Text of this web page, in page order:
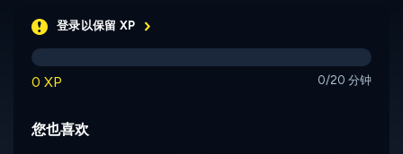
登录以保留 XP
0 XP 0/20 分钟
您也喜欢